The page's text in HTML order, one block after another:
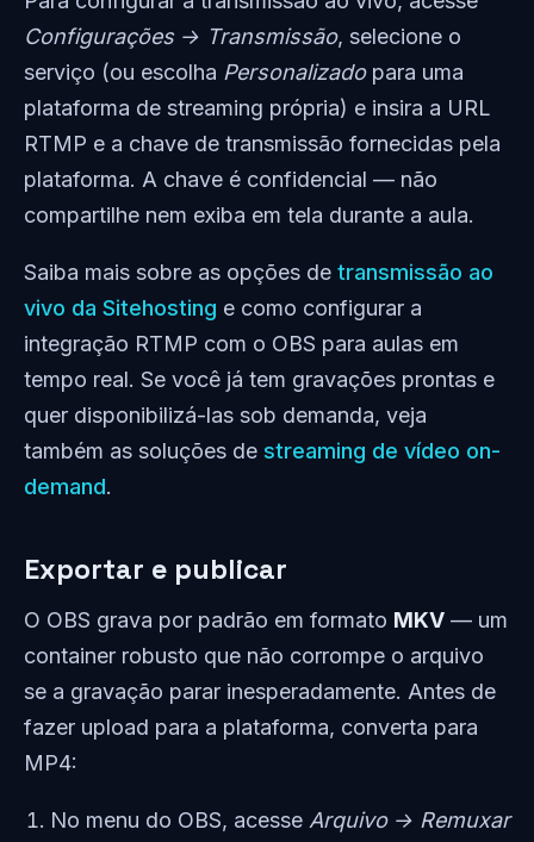
Configurações → Transmissão, selecione o
serviço (ou escolha Personalizadopara uma
plataforma de streaming própria) e insira a URL
RTMP e a chave de transmissão fornecidas pela
plataforma. A chave é confidencial — não
compartilhe nem exiba em tela durante a aula.
Saiba mais sobre as opções de transmissão ao
vivo da Sitehosting e como configurar a
integração RTMP com o OBS para aulas em
tempo real. Se você já tem gravações prontas e
quer disponibilizá-las sob demanda, veja
também as soluções de streaming de vídeo on-
demand.
Exportar e publicar
O OBS grava por padrão em formato MKV — um
container robusto que não corrompe o arquivo
se a gravação parar inesperadamente. Antes de
fazer upload para a plataforma, converta para
MP4:
No menu do OBS, acesse Arquivo → Remuxar